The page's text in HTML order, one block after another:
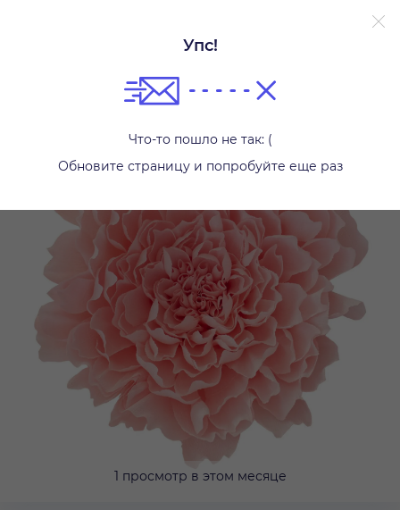
Упс!
Что-то пошло не так: (
Обновите страницу и попробуйте еще раз
1 просмотр в этом месяце